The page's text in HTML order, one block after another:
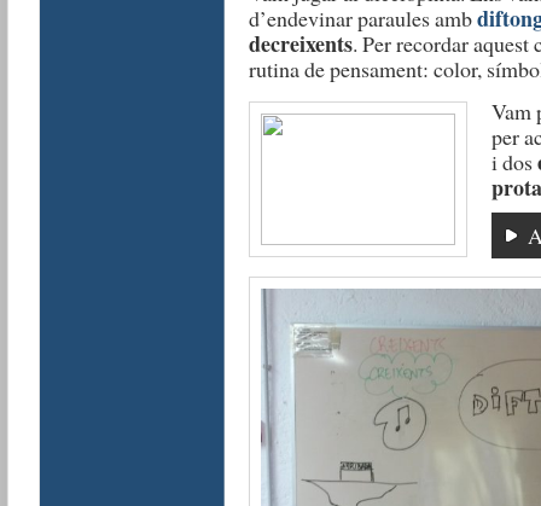
d’endevinar paraules amb
decreixents. Per recordar aquest
rutina de pensament: color,
Vam
per
i dos